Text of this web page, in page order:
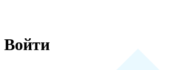
Войти